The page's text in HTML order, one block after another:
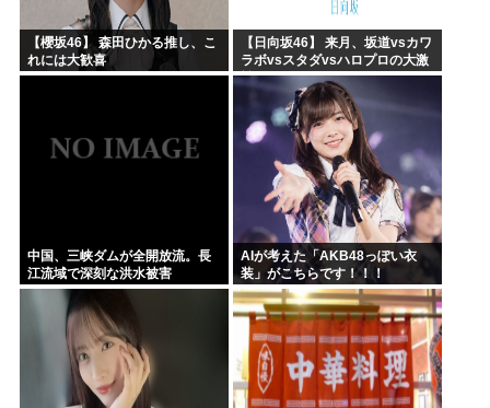
【櫻坂46】 森田ひかる推し、こ
れには大歓喜
【日向坂46】 来月、坂道vsカワ
ラボvsスタダvsハロプロの大激
戦
中国、三峡ダムが全開放流。長
江流域で深刻な洪水被害
AIが考えた「AKB48っぽい衣
装」がこちらです！！！